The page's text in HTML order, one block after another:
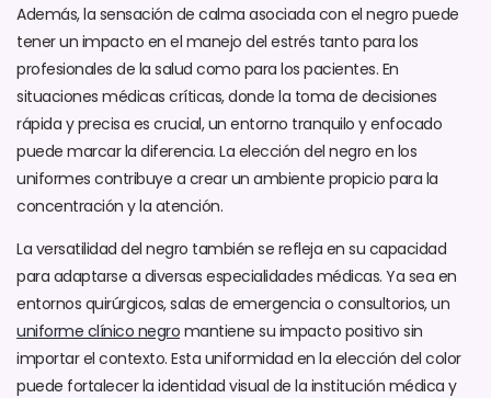
Además, la sensación de calma asociada con el negro puede
tener un impacto en el manejo del estrés tanto para los
profesionales de la salud como para los pacientes. En
situaciones médicas críticas, donde la toma de decisiones
rápida y precisa es crucial, un entorno tranquilo y enfocado
puede marcar la diferencia. La elección del negro en los
uniformes contribuye a crear un ambiente propicio para la
concentración y la atención.
La versatilidad del negro también se refleja en su capacidad
para adaptarse a diversas especialidades médicas. Ya sea en
entornos quirúrgicos, salas de emergencia o consultorios, un
uniforme clínico negro mantiene su impacto positivo sin
importar el contexto. Esta uniformidad en la elección del color
puede fortalecer la identidad visual de la institución médica y